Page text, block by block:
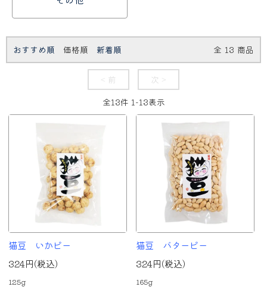
おすすめ順 価格順 新着順 全 13 商品
< 前
次 >
全13件 1-13表示
猫豆 いかピー
324円(税込)
125g
猫豆 バターピー
324円(税込)
165g